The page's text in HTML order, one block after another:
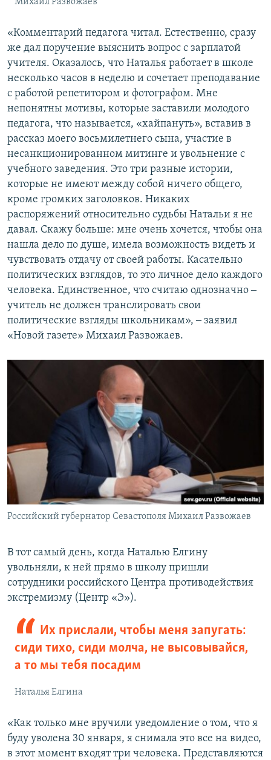
«Комментарий педагога читал. Естественно, сразу
же дал поручение выяснить вопрос с зарплатой
учителя. Оказалось, что Наталья работает в школе
несколько часов в неделю и сочетает преподавание
с работой репетитором и фотографом. Мне
непонятны мотивы, которые заставили молодого
педагога, что называется, «хайпануть», вставив в
рассказ моего восьмилетнего сына, участие в
несанкционированном митинге и увольнение с
учебного заведения. Это три разные истории,
которые не имеют между собой ничего общего,
кроме громких заголовков. Никаких
распоряжений относительно судьбы Натальи я не
давал. Скажу больше: мне очень хочется, чтобы она
нашла дело по душе, имела возможность видеть и
чувствовать отдачу от своей работы. Касательно
политических взглядов, то это личное дело каждого
человека. Единственное, что считаю однозначно ‒
учитель не должен транслировать свои
политические взгляды школьникам», ‒ заявил
«Новой газете» Михаил Развожаев.
Российский губернатор Севастополя Михаил Развожаев
В тот самый день, когда Наталью Елгину
увольняли, к ней прямо в школу пришли
сотрудники российского Центра противодействия
экстремизму (Центр «Э»).
Их прислали, чтобы меня запугать:
сиди тихо, сиди молча, не высовывайся,
а то мы тебя посадим
Наталья Елгина
«Как только мне вручили уведомление о том, что я
буду уволена 30 января, я снимала это все на видео,
в этот момент входят три человека. Представляются